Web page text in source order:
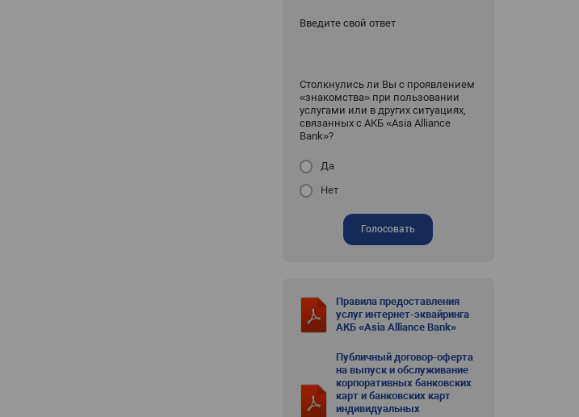
Введите свой ответ
Столкнулись ли Вы с проявлением
«знакомства» при пользовании
услугами или в других ситуациях,
связанных с АКБ «Asia Alliance
Bank»?
Да
Нет
Голосовать
Правила предоставления
услуг интернет-эквайринга
АКБ «Asia Alliance Bank»
Публичный договор-оферта
на выпуск и обслуживание
корпоративных банковских
карт и банковских карт
индивидуальных